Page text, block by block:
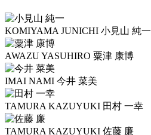
KOMIYAMA JUNICHI 小見山 純一
AWAZU YASUHIRO 粟津 康博
IMAI NAMI 今井 菜美
TAMURA KAZUYUKI 田村 一幸
TAMURA KAZUYUKI 佐藤 廉